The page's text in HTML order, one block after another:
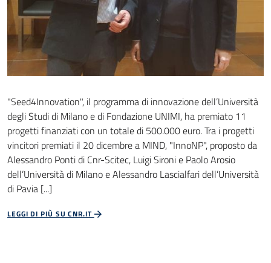
"Seed4Innovation", il programma di innovazione dell’Università
degli Studi di Milano e di Fondazione UNIMI, ha premiato 11
progetti finanziati con un totale di 500.000 euro. Tra i progetti
vincitori premiati il 20 dicembre a MIND, "InnoNP", proposto da
Alessandro Ponti di Cnr-Scitec, Luigi Sironi e Paolo Arosio
dell’Università di Milano e Alessandro Lascialfari dell’Università
di Pavia [...]
LEGGI DI PIÙ SU CNR.IT